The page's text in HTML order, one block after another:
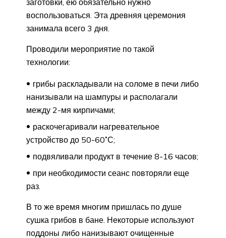
воспользоваться. Эта древняя церемония
занимала всего 3 дня.
Проводили мероприятие по такой
технологии:
грибы раскладывали на соломе в печи либо
нанизывали на шампуры и располагали
между 2-мя кирпичами;
раскочегаривали нагревательное
устройство до 50-60˚С;
подвяливали продукт в течение 8-16 часов;
при необходимости сеанс повторяли еще
раз.
В то же время многим пришлась по душе
сушка грибов в бане. Некоторые используют
поддоны либо нанизывают очищенные